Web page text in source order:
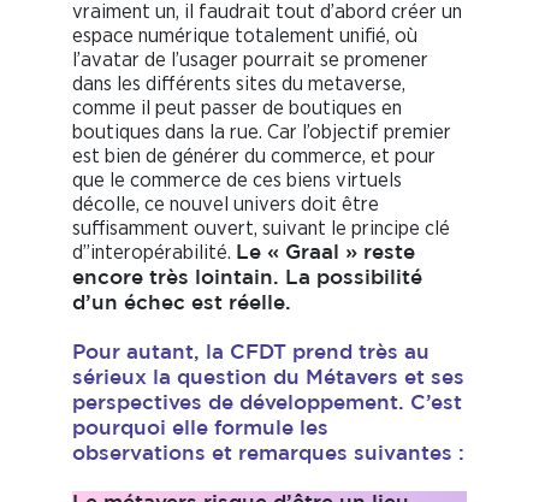
vraiment un, il faudrait tout d’abord créer un
espace numérique totalement unifié, où
l’avatar de l’usager pourrait se promener
dans les différents sites du metaverse,
comme il peut passer de boutiques en
boutiques dans la rue. Car l’objectif premier
est bien de générer du commerce, et pour
que le commerce de ces biens virtuels
décolle, ce nouvel univers doit être
suffisamment ouvert, suivant le principe clé
d’’interopérabilité. Le « Graal » reste
encore très lointain. La possibilité
d’un échec est réelle.
Pour autant, la CFDT prend très au
sérieux la question du Métavers et ses
perspectives de développement. C’est
pourquoi elle formule les
observations et remarques suivantes :